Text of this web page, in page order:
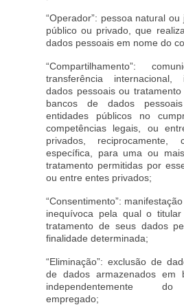
“Operador”: pessoa natural
público ou privado, que
dados pessoais em nome do
“Compartilhamento”:
transferência internacional,
dados pessoais ou
bancos de dados
entidades públicos no
competências legais, ou
privados, reciprocamente,
específica, para uma ou
tratamento permitidas por
ou entre entes privados;
“Consentimento”:
inequívoca pela qual o
tratamento de seus dados
finalidade determinada;
“Eliminação”: exclusão de
de dados armazenados em
independentemente do
empregado;